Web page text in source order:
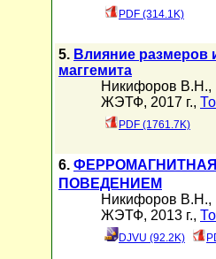
PDF (314.1K)
5. Влияние размеров
маггемита
Никифоров В.Н.,
ЖЭТФ, 2017 г.,
PDF (1761.7K)
6. ФЕРРОМАГНИТНАЯ
ПОВЕДЕНИЕМ
Никифоров В.Н.,
ЖЭТФ, 2013 г.,
DJVU (92.2K)